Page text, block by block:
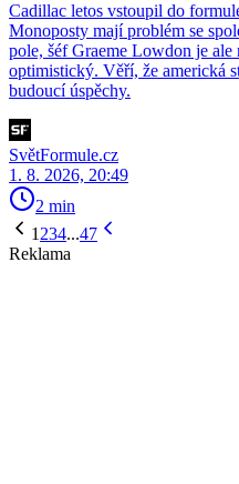
Cadillac letos vstoupil do
Monoposty mají problém se
pole, šéf Graeme Lowdon je
optimistický. Věří, že americká
budoucí úspěchy.
SvětFormule.cz
1. 8. 2026, 20:49
2 min
1 234...47
Reklama